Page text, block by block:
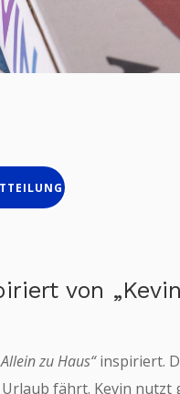
von
zu Haus“inspiriert.
fährt. Kevin nutzt